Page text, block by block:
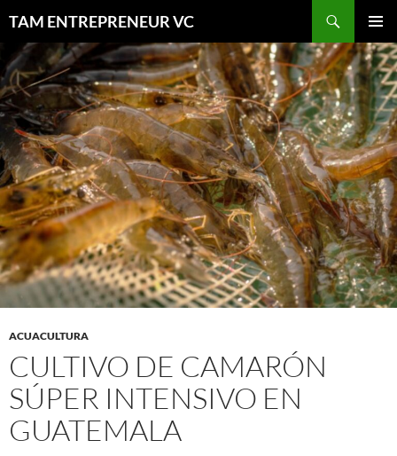
contenido
TAM ENTREPRENEUR VC
MENÚ
ACUACULTURA
CULTIVO DE CAMARÓN
SÚPER INTENSIVO EN
GUATEMALA